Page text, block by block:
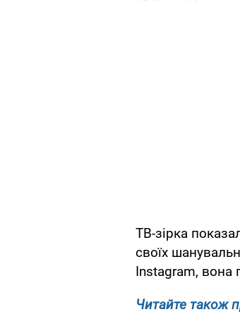
ТВ-зірка
своїх
Instagram, вона
Читайте також